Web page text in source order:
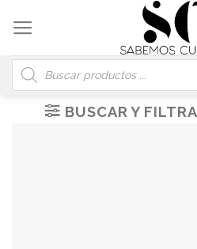
content
Búsqueda
de
productos
BUSCAR Y